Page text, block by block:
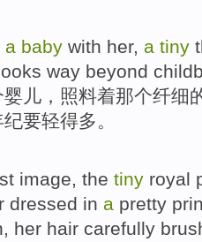
a baby with her, a tiny
way beyond
婴儿 ，照料着那个纤细
要轻得多。
image, the tiny royal
dressed in a pretty
, her hair carefully